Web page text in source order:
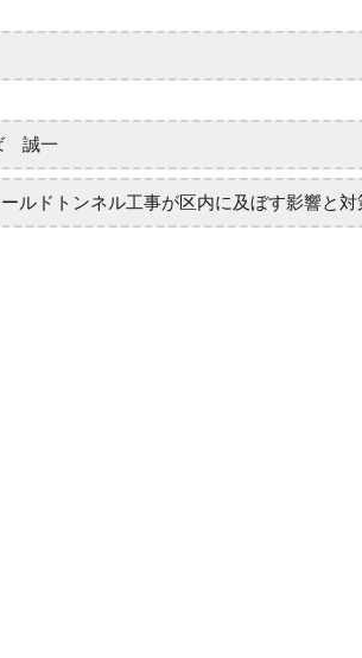
誠一
ルドトンネル工事が区内に及ぼす影響と